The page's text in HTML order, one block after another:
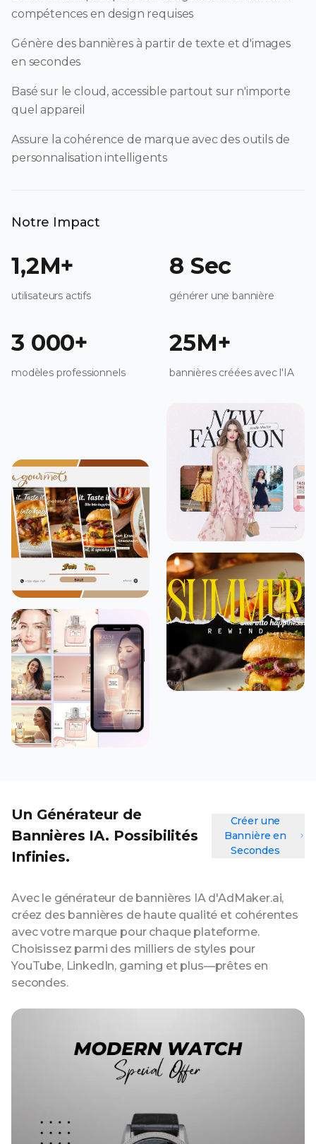
compétences en design requises
Génère des bannières à partir de texte et d'images
en secondes
Basé sur le cloud, accessible partout sur n'importe
quel appareil
Assure la cohérence de marque avec des outils de
personnalisation intelligents
Notre Impact
1,2M+
utilisateurs actifs
8 Sec
générer une bannière
3 000+
modèles professionnels
25M+
bannières créées avec l'IA
Un Générateur de
Bannières IA. Possibilités
Infinies.
Créer une
Bannière en
Secondes
Avec le générateur de bannières IA d'AdMaker.ai,
créez des bannières de haute qualité et cohérentes
avec votre marque pour chaque plateforme.
Choisissez parmi des milliers de styles pour
YouTube, LinkedIn, gaming et plus—prêtes en
secondes.